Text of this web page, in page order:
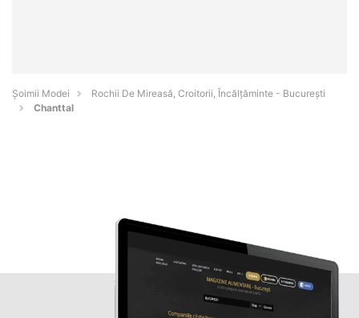
Șoimii Modei
Rochii De Mireasă, Croitorii, Încălțăminte - Bucureşti
Chanttal